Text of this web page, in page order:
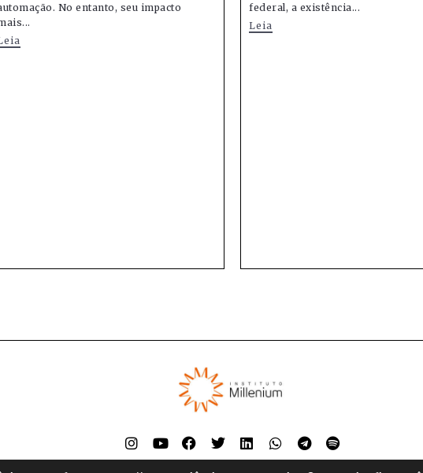
No entanto, seu impacto
federal, a existência...
Leia